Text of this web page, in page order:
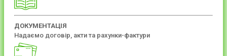
ДОКУМЕНТАЦІЯ
Надаємо договір, акти та рахунки-фактури